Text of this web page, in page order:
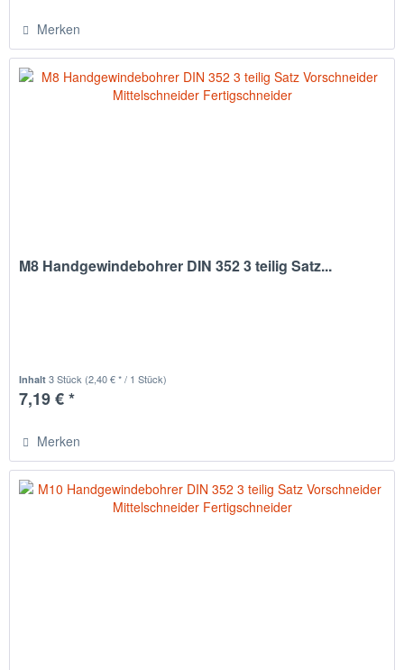
Merken
M8 Handgewindebohrer DIN 352 3 teilig Satz...
Inhalt3 Stück (2,40 € * / 1 Stück)
7,19 € *
Merken